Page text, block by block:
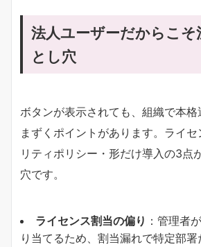
法人ユーザーだからこそ
とし穴
ボタンが表示されても、組織で本
まずくポイントがあります。ライセ
リティポリシー・形だけ導入の3点
穴です。
​ライセンス割当の偏り​ ：管理者
り当てるため、割当漏れで特定部